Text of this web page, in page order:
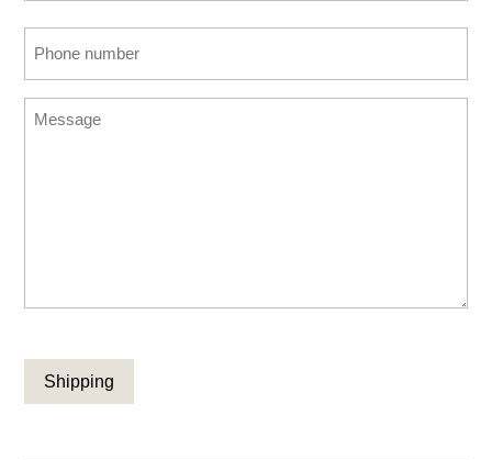
Email
(Required)
Message